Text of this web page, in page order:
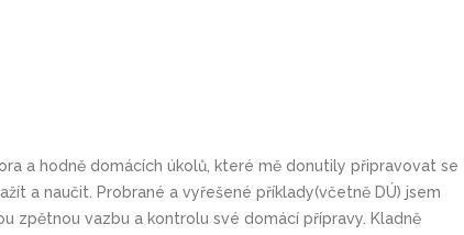
a hodně domácích úkolů, které mě donutily připravovat se
a naučit. Probrané a vyřešené příklady(včetně DÚ) jsem
zpětnou vazbu a kontrolu své domácí přípravy. Kladně